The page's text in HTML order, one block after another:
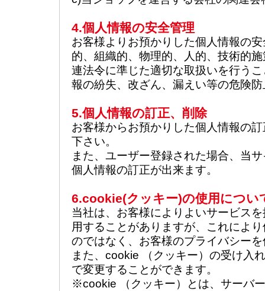
4.個人情報の安全管理
お客様よりお預かりした個人情報の
的、組織的、物理的、人的、技術的
連法令に準じた適切な取扱いを行う
報の紛失、改ざん、漏えい等の危険
5.個人情報の訂正、削除
お客様からお預かりした個人情報の
下さい。
また、ユーザー登録された場合、当
個人情報の訂正が出来ます。
6.cookie(クッキー)の使用につい
当社は、お客様によりよいサービス
用することがありますが、これによ
のではなく、お客様のプライバシー
また、cookie （クッキー）の受け入
で変更することができます。
※cookie （クッキー）とは、サーバ